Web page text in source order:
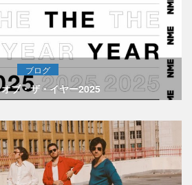
ブログ
ブ・ザ・イヤー2025